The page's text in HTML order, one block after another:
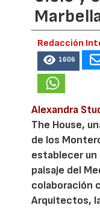
Redacción
1606
Alexandra
The House,
de los
establecer
paisaje del
colaboración
Arquitectos,